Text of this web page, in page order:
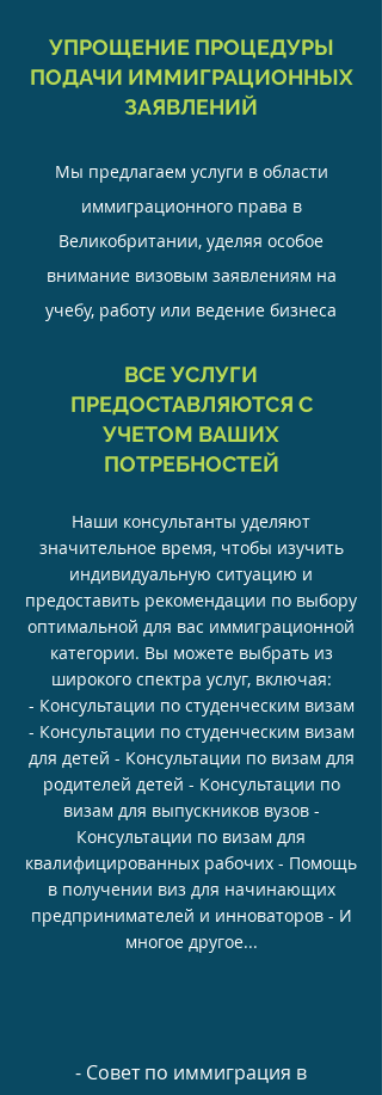
УПРОЩЕНИЕ ПРОЦЕДУРЫ
ПОДАЧИ ИММИГРАЦИОННЫХ
ЗАЯВЛЕНИЙ
Мы предлагаем услуги в области
иммиграционного права в
Великобритании, уделяя особое
внимание визовым заявлениям на
учебу, работу или ведение бизнеса
ВСЕ УСЛУГИ
ПРЕДОСТАВЛЯЮТСЯ С
УЧЕТОМ ВАШИХ
ПОТРЕБНОСТЕЙ
Наши консультанты уделяют
значительное время, чтобы изучить
индивидуальную ситуацию и
предоставить рекомендации по выбору
оптимальной для вас иммиграционной
категории. Вы можете выбрать из
широкого спектра услуг, включая:
- Консультации по студенческим визам
- Консультации по студенческим визам
для детей - Консультации по визам для
родителей детей - Консультации по
визам для выпускников вузов -
Консультации по визам для
квалифицированных рабочих - Помощь
в получении виз для начинающих
предпринимателей и инноваторов - И
многое другое...
- Совет по иммиграция в